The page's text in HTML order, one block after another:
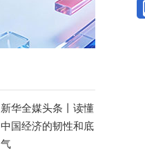
新华全媒头条丨 读懂
中国经济的韧性和底
气